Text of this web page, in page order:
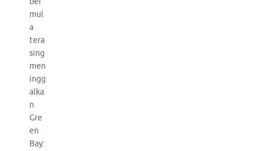
mul
a
tera
sing
men
ingg
alka
n
Gre
en
Bay: